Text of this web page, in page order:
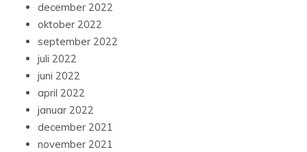
december 2022
oktober 2022
september 2022
juli 2022
juni 2022
april 2022
januar 2022
december 2021
november 2021